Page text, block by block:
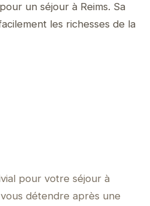
un séjour à Reims. Sa
les richesses de la
pour votre séjour à
détendre après une